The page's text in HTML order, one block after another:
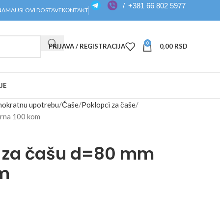
USLOVI DOSTAVEКОNTAKT
/ +381 66 802 5977
PRIJAVA / REGISTRACIJA 0 0,00 RSD
upotrebu Čaše Poklopci za čaše
100 kom
za čašu d=80 mm